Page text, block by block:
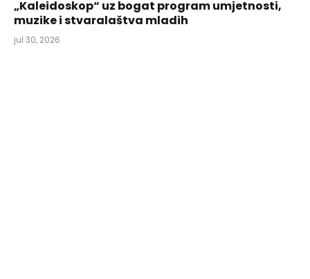
„Kaleidoskop“ uz bogat program umjetnosti,
muzike i stvaralaštva mladih
jul 30, 2026